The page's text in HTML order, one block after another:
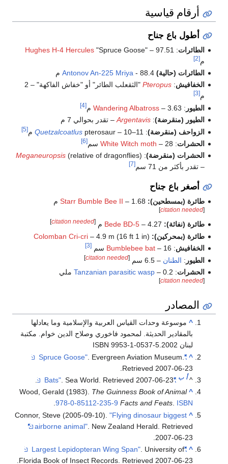
أرقام قياسية
أطول باع جناح
الطائرات:
Hughes H-4 Hercules"Spruce Goose" – 97.51
م[2]
الطائرات (حالية) Antonov An-225 Mriya - 88.4 م
الخفافيش:
Pteropus
"الثقعلب الطائر" أو "خفاش الفاكهة" – 2
م[3]
الطيور :
Wandering Albatross– 3.63 م [4]
الطيور (منقرضة):
Argentavis– تقدر بحوالي 7 م
الزواحف (منقرضة):
Quetzalcoatluspterosaur – 10–11 م [5]
الحشرات:
White Witch moth – 28 سم [6]
الحشرات (منقرضة):
Meganeuropsis(relative of dragonflies)
– تقدر بأكثر من 71 سم
[7]
أصغر باع جناح
طائرة (بمسطحين): Starr Bumble Bee II – 1.68 م
[
citation needed
]
طائرة (نفاثة): Bede BD-5– 4.27 م [
citation needed
]
طائرة (بمحركين): Colomban Cri-cri– 4.9 m (16 ft 1 in)
الخفافيش:
Bumblebee bat– 16 سم [3]
الطيور : الطنان – 6.5 سم [
citation needed
]
الحشرات:
Tanzanian parasitic wasp– 0.2 ملي
[
citation needed
]
المصادر
^ موسوعة وحدات القياس العربية والإسلامية وما يعادلها
بالمقادير الحديثة. لمحمود فاخوري وصلاح الدين خوام. مكتبة
لبنان 2002.ISBN 9953-1-0537-5
^
"Spruce Goose"
. Evergreen Aviation Museum .
Retrieved 2007-06-23
^أ ب "Bats"
. Sea World . Retrieved 2007-06-23
.
^
Wood, Gerald (1983). The Guinness Book of Animal
Facts and Feats. ISBN
978-0-85112-235-9
.
^
Connor, Steve (2005-09-10)."Flying dinosaur biggest
airborne animal" . New Zealand Herald . Retrieved
2007-06-23
^
"Largest Lepidopteran Wing Span"
. University of
Florida Book of Insect Records. Retrieved2007-06-23
.